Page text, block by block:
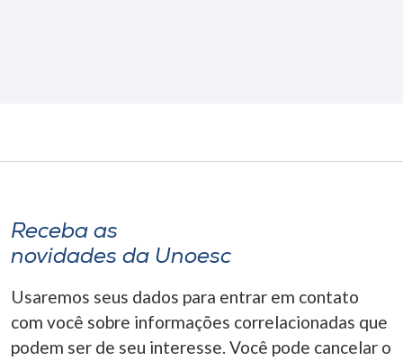
Receba as
novidades da Unoesc
Usaremos seus dados para entrar em contato
com você sobre informações correlacionadas que
podem ser de seu interesse. Você pode cancelar o